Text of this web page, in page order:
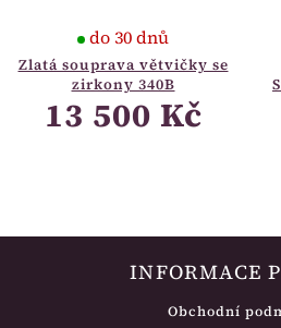
Zlatá souprava větvičky se
zirkony 340B
do 30 dnů
13 500 Kč
INFORMACE
Obchodní